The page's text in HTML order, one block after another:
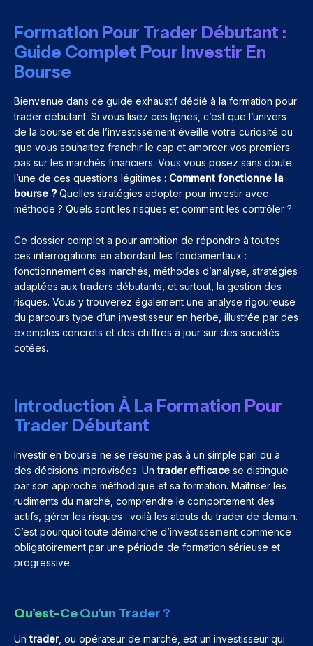
Formation Pour Trader Débutant :
Guide Complet Pour Investir En
Bourse
Bienvenue dans ce guide exhaustif dédié à la formation pour
trader débutant. Si vous lisez ces lignes, c’est que l’univers
de la bourse et de l’investissement éveille votre curiosité ou
que vous souhaitez franchir le cap et amorcer vos premiers
pas sur les marchés financiers. Vous vous posez sans doute
l’une de ces questions légitimes : Comment fonctionne la
bourse ? Quelles stratégies adopter pour investir avec
méthode ? Quels sont les risques et comment les contrôler ?
Ce dossier complet a pour ambition de répondre à toutes
ces interrogations en abordant les fondamentaux :
fonctionnement des marchés, méthodes d’analyse, stratégies
adaptées aux traders débutants, et surtout, la gestion des
risques. Vous y trouverez également une analyse rigoureuse
du parcours type d’un investisseur en herbe, illustrée par des
exemples concrets et des chiffres à jour sur des sociétés
cotées.
Introduction À La Formation Pour
Trader Débutant
Investir en bourse ne se résume pas à un simple pari ou à
des décisions improvisées. Untrader efficace se distingue
par son approche méthodique et sa formation. Maîtriser les
rudiments du marché, comprendre le comportement des
actifs, gérer les risques : voilà les atouts du trader de demain.
C’est pourquoi toute démarche d’investissement commence
obligatoirement par une période de formation sérieuse et
progressive.
Qu’est-Ce Qu’un Trader ?
Untrader, ou opérateur de marché, est un investisseur qui